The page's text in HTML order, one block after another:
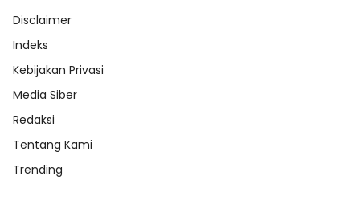
Disclaimer
Indeks
Kebijakan Privasi
Media Siber
Redaksi
Tentang Kami
Trending